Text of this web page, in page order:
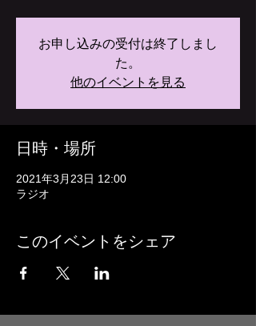
お申し込みの受付は終了しまし
た。
他のイベントを見る
日時・場所
2021年3月23日 12:00
ラジオ
このイベントをシェア